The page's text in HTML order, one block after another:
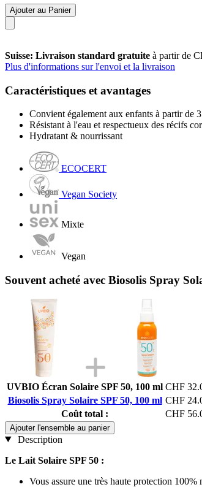
Ajouter au Panier
Suisse: Livraison standard gratuite à partir de
Plus d'informations sur l'envoi et la livraison
Caractéristiques et avantages
Convient également aux enfants à partir de
Résistant à l'eau et respectueux des récifs
Hydratant & nourrissant
ECOCERT
Vegan Society
Mixte
Vegan
Souvent acheté avec Biosolis Spray
UVBIO Écran Solaire SPF 50, 100 ml CHF
Biosolis Spray Solaire SPF 50, 100 ml CHF
Coût total :
CHF
Ajouter l'ensemble au panier
Description
Le Lait Solaire SPF 50 :
Vous assure une très haute protection